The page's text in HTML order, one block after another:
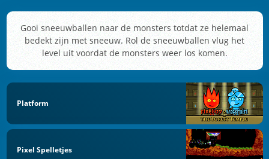
Gooi sneeuwballen naar de monsters totdat ze helemaal
bedekt zijn met sneeuw. Rol de sneeuwballen vlug het
level uit voordat de monsters weer los komen.
Platform
Pixel Spelletjes